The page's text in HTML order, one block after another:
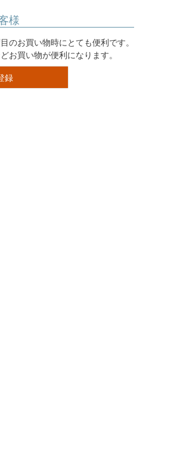
様
のお買い物時にとても便利です。
お買い物が便利になります。
録